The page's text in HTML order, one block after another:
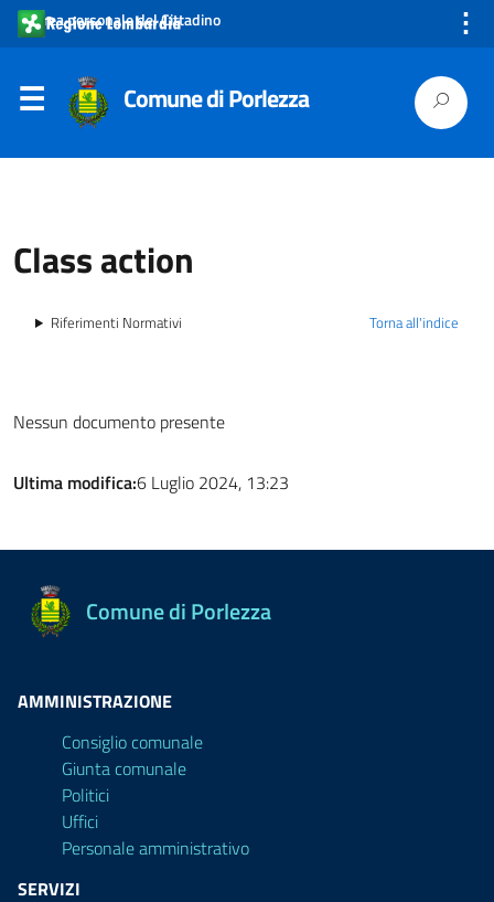
Area personale del Cittadino ⋮
Comune di Porlezza
Class action
Torna all'indice
Riferimenti Normativi
Nessun documento presente
Ultima modifica:6 Luglio 2024, 13:23
Comune di Porlezza
AMMINISTRAZIONE
Consiglio comunale
Giunta comunale
Politici
Uffici
Personale amministrativo
SERVIZI